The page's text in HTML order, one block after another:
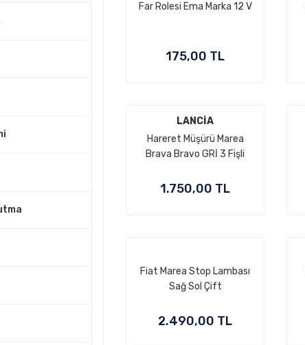
Far Rolesi Ema Marka 12 V
175,00 TL
LANCİA
Hareret Müşürü Marea
Brava Bravo GRİ 3 Fişli
1.750,00 TL
Fiat Marea Stop Lambası
Sağ Sol Çift
2.490,00 TL